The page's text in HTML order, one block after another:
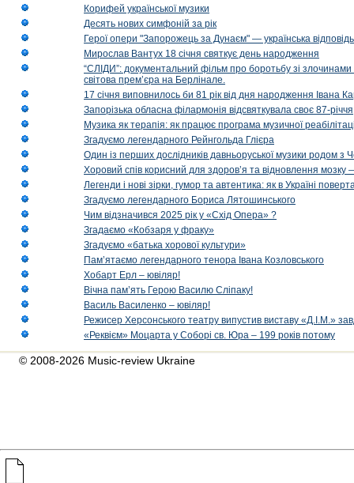
Корифей української музики
Десять нових симфоній за рік
Герої опери "Запорожець за Дунаєм" — українська
Мирослав Вантух 18 січня святкує день народження
“СЛІДИ”: документальний фільм про боротьбу зі
світова прем’єра на Берлінале.
17 січня виповнилось би 81 рік від дня народження Івана
Запорізька обласна філармонія відсвяткувала своє 87-річчя
Музика як терапія: як працює програма музичної
Згадуємо легендарного Рейнгольда Глієра
Один із перших дослідників давньоруської музики родом з
Хоровий спів корисний для здоров’я та відновлення мозку
Легенди і нові зірки, гумор та автентика: як в Україні
Згадуємо легендарного Бориса Лятошинського
Чим відзначився 2025 рік у «Схід Опера» ?
Згадаємо «Кобзаря у фраку»
Згадуємо «батька хорової культури»
Пам’ятаємо легендарного тенора Івана Козловського
Хобарт Ерл – ювіляр!
Вічна пам’ять Герою Василю Сліпаку!
Василь Василенко – ювіляр!
Режисер Херсонського театру випустив виставу «Д.І.М.»
«Реквієм» Моцарта у Соборі св. Юра – 199 років потому
© 2008-2026 Music-review Ukraine